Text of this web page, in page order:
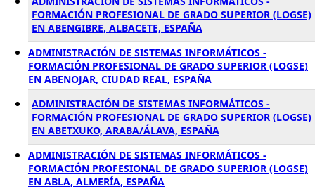
FORMACIÓN PROFESIONAL DE GRADO SUPERIOR (LOGSE)
EN ABENGIBRE, ALBACETE, ESPAÑA
ADMINISTRACIÓN DE SISTEMAS INFORMÁTICOS -
FORMACIÓN PROFESIONAL DE GRADO SUPERIOR (LOGSE)
EN ABENOJAR, CIUDAD REAL, ESPAÑA
ADMINISTRACIÓN DE SISTEMAS INFORMÁTICOS -
FORMACIÓN PROFESIONAL DE GRADO SUPERIOR (LOGSE)
EN ABETXUKO, ARABA/ÁLAVA, ESPAÑA
ADMINISTRACIÓN DE SISTEMAS INFORMÁTICOS -
FORMACIÓN PROFESIONAL DE GRADO SUPERIOR (LOGSE)
EN ABLA, ALMERÍA, ESPAÑA